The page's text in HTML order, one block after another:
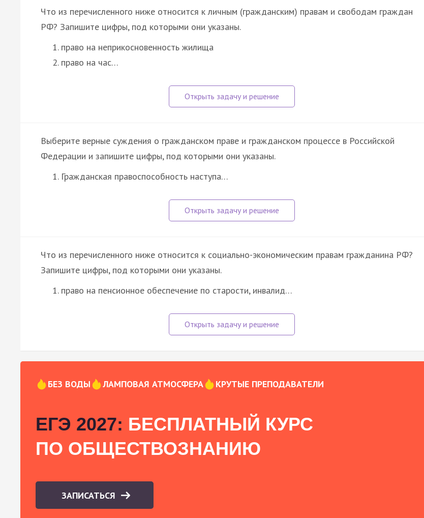
Что из перечисленного ниже относится к личным (гражданским) правам и свободам граждан
РФ? Запишите цифры, под которыми они указаны.
право на неприкосновенность жилища
право на час…
Выберите верные суждения о гражданском праве и гражданском процессе в Российской
Федерации и запишите цифры, под которыми они указаны.
Гражданская правоспособность наступа…
Что из перечисленного ниже относится к социально-экономическим правам гражданина РФ?
Запишите цифры, под которыми они указаны.
право на пенсионное обеспечение по старости, инвалид…
БЕЗ ВОДЫ ЛАМПОВАЯ АТМОСФЕРА КРУТЫЕ ПРЕПОДАВАТЕЛИ
ЕГЭ 2027: БЕСПЛАТНЫЙ КУРС
ПО ОБЩЕСТВОЗНАНИЮ
ЗАПИСАТЬСЯ